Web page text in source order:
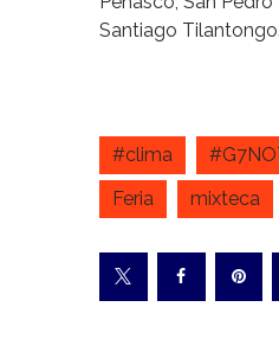
Santiago Tilantongo.
#clima
Feria
mixteca